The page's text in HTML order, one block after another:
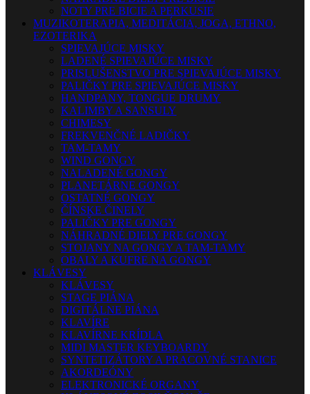
NOTY PRE BICIE A PERKUSIE
MUZIKOTERAPIA, MEDITÁCIA, JOGA, ETHNO,
EZOTERIKA
SPIEVAJÚCE MISKY
LADENÉ SPIEVAJÚCE MISKY
PRISLUŠENSTVO PRE SPIEVAJÚCE MISKY
PALIČKY PRE SPIEVAJÚCE MISKY
HANDPANY, TONGUE DRUMY
KALIMBY A SANSULY
CHIMESY
FREKVENČNÉ LADIČKY
TAM-TAMY
WIND GONGY
NALADENÉ GONGY
PLANETÁRNE GONGY
OSTATNÉ GONGY
ČÍNSKE ČINELY
PALIČKY PRE GONGY
NÁHRADNÉ DIELY PRE GONGY
STOJANY NA GONGY A TAM-TAMY
OBALY A KUFRE NA GONGY
KLÁVESY
KLÁVESY
STAGE PIÁNA
DIGITÁLNE PIÁNA
KLAVÍRE
KLAVÍRNE KRÍDLA
MIDI MASTER KEYBOARDY
SYNTETIZÁTORY A PRACOVNÉ STANICE
AKORDEÓNY
ELEKTRONICKÉ ORGANY